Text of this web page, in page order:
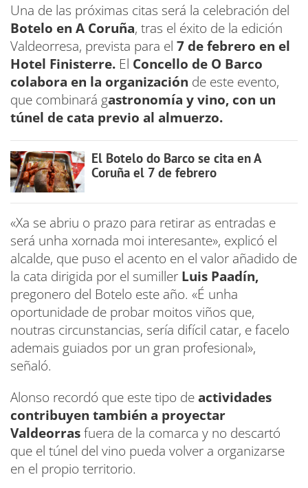
Una de las próximas citas será la celebración del
Botelo en A Coruña, tras el éxito de la edición
Valdeorresa, prevista para el 7 de febrero en el
Hotel Finisterre. El Concello de O Barco
colabora en la organización de este evento,
que combinará gastronomía y vino, con un
túnel de cata previo al almuerzo.
El Botelo do Barco se cita en A
Coruña el 7 de febrero
«Xa se abriu o prazo para retirar as entradas e
será unha xornada moi interesante», explicó el
alcalde, que puso el acento en el valor añadido de
la cata dirigida por el sumiller Luis Paadín,
pregonero del Botelo este año. «É unha
oportunidade de probar moitos viños que,
noutras circunstancias, sería difícil catar, e facelo
ademais guiados por un gran profesional»,
señaló.
Alonso recordó que este tipo deactividades
contribuyen también a proyectar
Valdeorrasfuera de la comarca y no descartó
que el túnel del vino pueda volver a organizarse
en el propio territorio.